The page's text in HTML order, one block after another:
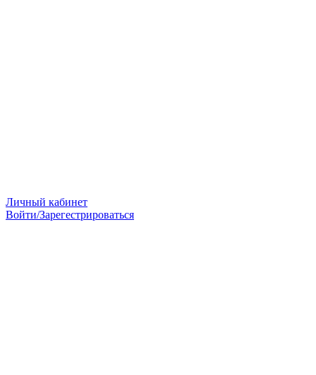
Личный кабинет
Войти/Зарегестрироваться